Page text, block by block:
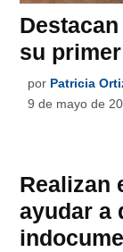
su
por Patricia
9 de mayo de
Realizan
ayudar a